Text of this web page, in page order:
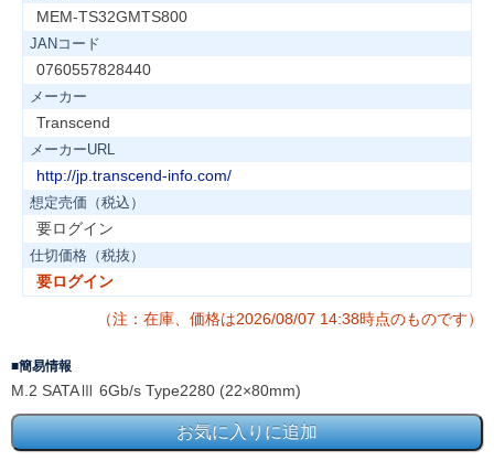
MEM-TS32GMTS800
JANコード
0760557828440
メーカー
Transcend
メーカーURL
http://jp.transcend-info.com/
想定売価（税込）
要ログイン
仕切価格（税抜）
要ログイン
（注：在庫、価格は2026/08/07 14:38時点のものです）
簡易情報
M.2 SATAⅢ 6Gb/s Type2280 (22×80mm)